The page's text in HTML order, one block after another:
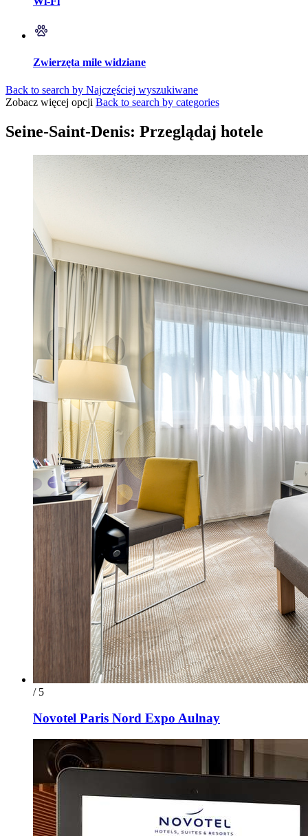
Zwierzęta mile widziane
Back to search by Najczęściej wyszukiwane
Zobacz więcej opcji Back to search by categories
Seine-Saint-Denis: Przeglądaj hotele
/ 5
Novotel Paris Nord Expo Aulnay